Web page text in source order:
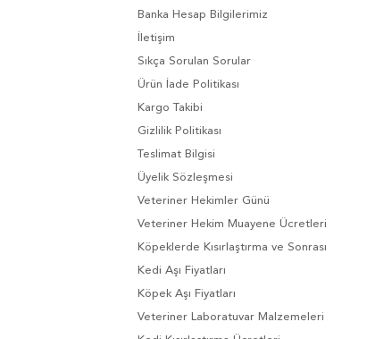
Banka Hesap Bilgilerimiz
İletişim
Sıkça Sorulan Sorular
Ürün İade Politikası
Kargo Takibi
Gizlilik Politikası
Teslimat Bilgisi
Üyelik Sözleşmesi
Veteriner Hekimler Günü
Veteriner Hekim Muayene Ücretleri
Köpeklerde Kısırlaştırma ve Sonrası
Kedi Aşı Fiyatları
Köpek Aşı Fiyatları
Veteriner Laboratuvar Malzemeleri